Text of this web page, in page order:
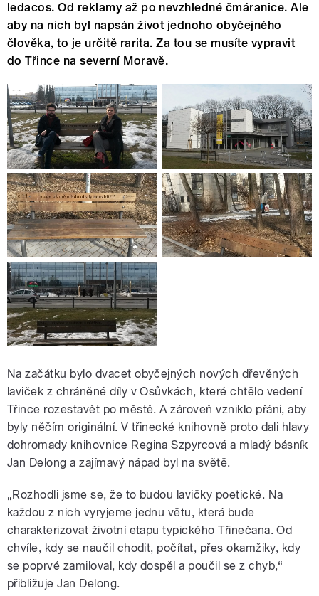
ledacos. Od reklamy až po nevzhledné čmáranice. Ale
aby na nich byl napsán život jednoho obyčejného
člověka, to je určitě rarita. Za tou se musíte vypravit
do Třince na severní Moravě.
Na začátku bylo dvacet obyčejných nových dřevěných
laviček z chráněné díly v Osůvkách, které chtělo vedení
Třince rozestavět po městě. A zároveň vzniklo přání, aby
byly něčím originální. V třinecké knihovně proto dali hlavy
dohromady knihovnice Regina Szpyrcová a mladý básník
Jan Delong a zajímavý nápad byl na světě.
„Rozhodli jsme se, že to budou lavičky poetické. Na
každou z nich vyryjeme jednu větu, která bude
charakterizovat životní etapu typického Třinečana. Od
chvíle, kdy se naučil chodit, počítat, přes okamžiky, kdy
se poprvé zamiloval, kdy dospěl a poučil se z chyb,“
přibližuje Jan Delong.